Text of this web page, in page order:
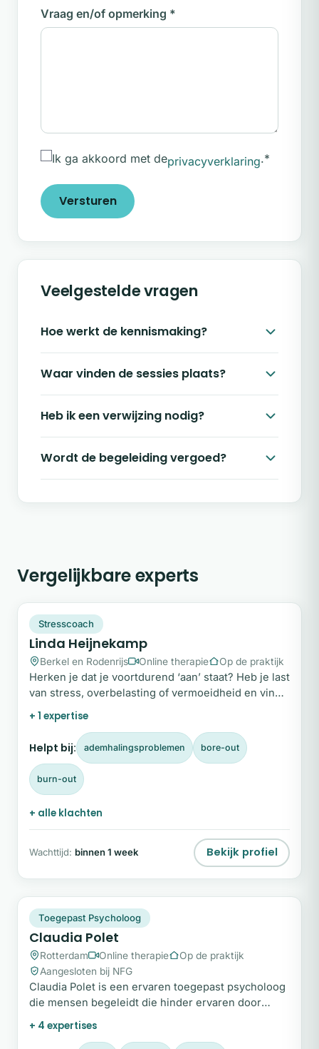
Vraag en/of opmerking *
Ik ga akkoord met deprivacyverklaring.*
Versturen
Veelgestelde vragen
Hoe werkt de kennismaking?
Waar vinden de sessies plaats?
Heb ik een verwijzing nodig?
Wordt de begeleiding vergoed?
Vergelijkbare experts
Snel beschikbaar
Stresscoach
Linda Heijnekamp
Berkel en Rodenrijs Online therapie Op de praktijk
Herken je dat je voortdurend ‘aan’ staat? Heb je last
van stress, overbelasting of vermoeidheid en vind
je het moeilijk om grenzen aan te geven?
+ 1 expertise
Helpt bij: ademhalingsproblemen bore-out
burn-out
+ alle klachten
Wachttijd: binnen 1 week Bekijk profiel
CP
Plek beschikbaar
Toegepast Psycholoog
Claudia Polet
Rotterdam Online therapie
Op de praktijk
Aangesloten bij NFG
Claudia Polet is een ervaren toegepast psycholoog
die mensen begeleidt die hinder ervaren door
stress, angst, aanhoudend piekeren of somberheid.
+ 4 expertises